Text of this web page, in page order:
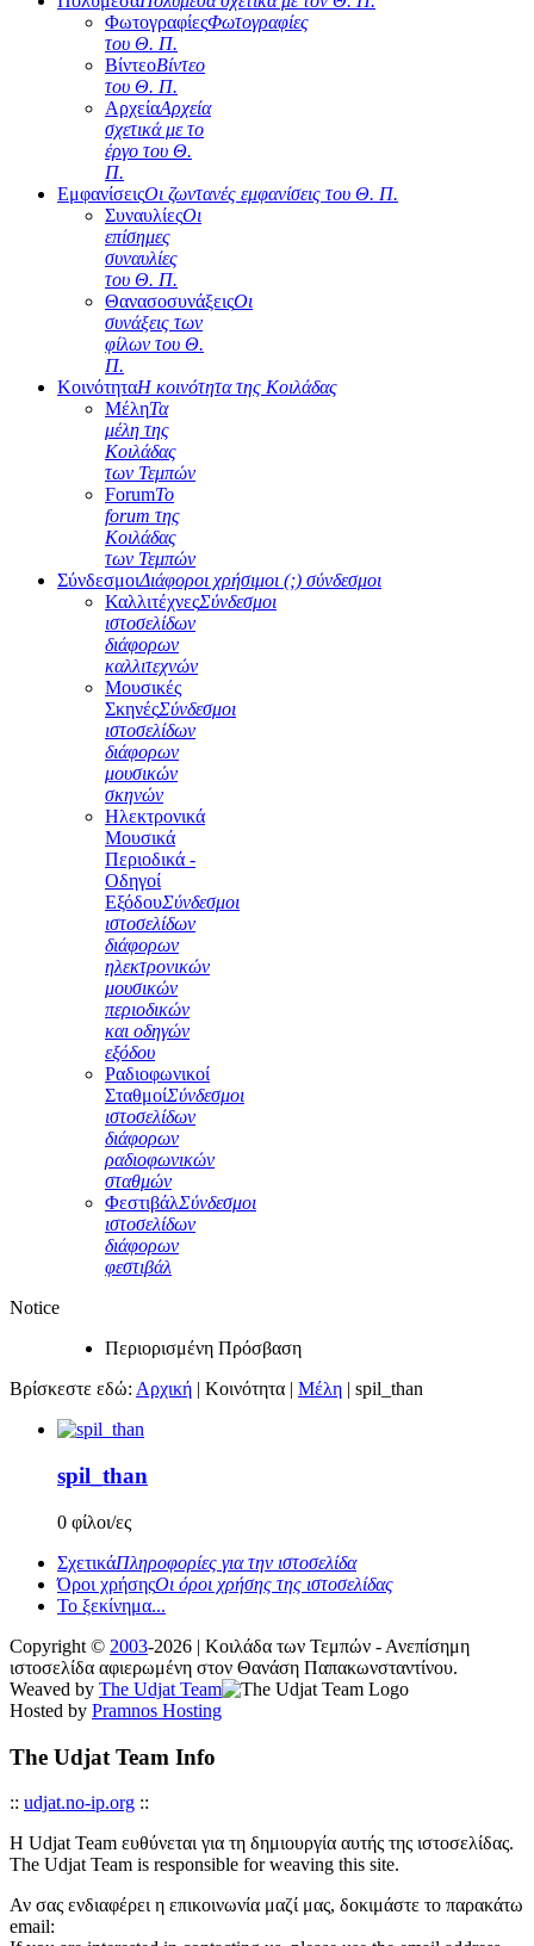
ΦωτογραφίεςΦωτογραφίες
του Θ. Π.
ΒίντεοΒίντεο
του Θ. Π.
ΑρχείαΑρχεία
σχετικά με το
έργο του Θ.
Π.
ΕμφανίσειςΟι ζωντανές εμφανίσεις του Θ. Π.
ΣυναυλίεςΟι
επίσημες
συναυλίες
του Θ. Π.
ΘανασοσυνάξειςΟι
συνάξεις των
φίλων του Θ.
Π.
ΚοινότηταΗ κοινότητα της Κοιλάδας
ΜέληΤα
μέλη της
Κοιλάδας
των Τεμπών
ForumΤο
forum της
Κοιλάδας
των Τεμπών
ΣύνδεσμοιΔιάφοροι χρήσιμοι (;) σύνδεσμοι
ΚαλλιτέχνεςΣύνδεσμοι
ιστοσελίδων
διάφορων
καλλιτεχνών
Μουσικές
ΣκηνέςΣύνδεσμοι
ιστοσελίδων
διάφορων
μουσικών
σκηνών
Ηλεκτρονικά
Μουσικά
Περιοδικά -
Οδηγοί
ΕξόδουΣύνδεσμοι
ιστοσελίδων
διάφορων
ηλεκτρονικών
μουσικών
περιοδικών
και οδηγών
εξόδου
Ραδιοφωνικοί
ΣταθμοίΣύνδεσμοι
ιστοσελίδων
διάφορων
ραδιοφωνικών
σταθμών
ΦεστιβάλΣύνδεσμοι
ιστοσελίδων
διάφορων
φεστιβάλ
Notice
Περιορισμένη Πρόσβαση
Βρίσκεστε εδώ: Αρχική | Κοινότητα | Μέλη | spil_than
spil_than
0 φίλοι/ες
ΣχετικάΠληροφορίες για την ιστοσελίδα
Όροι χρήσηςΟι όροι χρήσης της ιστοσελίδας
Το ξεκίνημα...
Copyright © 2003-2026 | Κοιλάδα των Τεμπών - Ανεπίσημη
ιστοσελίδα αφιερωμένη στον Θανάση Παπακωνσταντίνου.
Weaved by The Udjat Team
Hosted by Pramnos Hosting
The Udjat Team Info
:: udjat.no-ip.org ::
Η Udjat Team ευθύνεται για τη δημιουργία αυτής της ιστοσελίδας.
The Udjat Team is responsible for weaving this site.
Αν σας ενδιαφέρει η επικοινωνία μαζί μας, δοκιμάστε το παρακάτω
email: